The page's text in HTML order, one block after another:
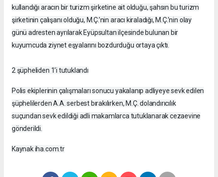
kullandığı aracın bir turizm şirketine ait olduğu, şahsın bu turizm
şirketinin çalışanı olduğu, M.Ç.’nin aracı kiraladığı, M.Ç.’nin olay
günü adresten ayrılarak Eyüpsultan ilçesinde bulunan bir
kuyumcuda ziynet eşyalarını bozdurduğu ortaya çıktı.
2 şüpheliden 1’i tutuklandı
Polis ekiplerinin çalışmaları sonucu yakalanıp adliyeye sevk edilen
şüphelilerden A.A. serbest bırakılırken, M.Ç. dolandırıcılık
suçundan sevk edildiği adli makamlarca tutuklanarak cezaevine
gönderildi.
Kaynak iha.com.tr